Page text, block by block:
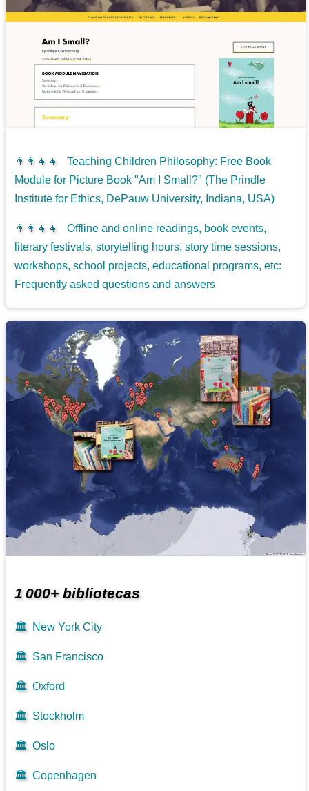
👨‍👩‍👧‍👧
Teaching Children Philosophy: Free Book
Module for Picture Book "Am I Small?" (The Prindle
Institute for Ethics, DePauw University, Indiana, USA)
👨‍👩‍👧‍👧
Offline and online readings, book events,
literary festivals, storytelling hours, story time sessions,
workshops, school projects, educational programs, etc:
Frequently asked questions and answers
1 000+ bibliotecas
🏛️ New York City
🏛️ San Francisco
🏛️ Oxford
🏛️ Stockholm
🏛️ Oslo
🏛️ Copenhagen